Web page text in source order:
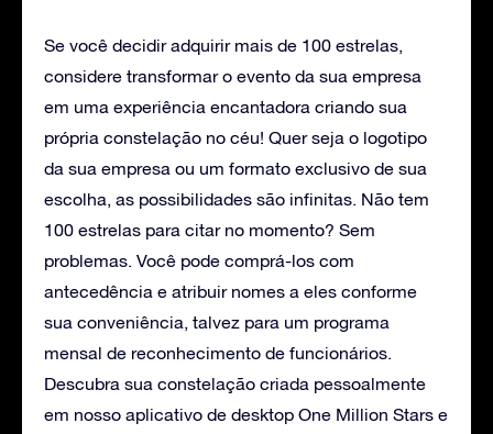
Se você decidir adquirir mais de 100 estrelas,
considere transformar o evento da sua empresa
em uma experiência encantadora criando sua
própria constelação no céu! Quer seja o logotipo
da sua empresa ou um formato exclusivo de sua
escolha, as possibilidades são infinitas. Não tem
100 estrelas para citar no momento? Sem
problemas. Você pode comprá-los com
antecedência e atribuir nomes a eles conforme
sua conveniência, talvez para um programa
mensal de reconhecimento de funcionários.
Descubra sua constelação criada pessoalmente
em nosso aplicativo de desktop One Million Stars e